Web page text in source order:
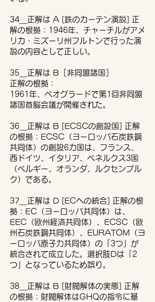
34＿正解は A [鉄のカーテン演説] 正
解の根拠：1946年、チャーチルがアメ
リカ・ミズーリ州フルトンで行った演
説の内容として正しい。
35＿正解は B［非同盟諸国］
正解の根拠：
1961年、ベオグラードで第1回非同盟
諸国首脳会議が開催された。
36＿正解は B [ECSCの創設国] 正解
の根拠：ECSC（ヨーロッパ石炭鉄鋼
共同体）の創設6カ国は、フランス、
西ドイツ、イタリア、ベネルクス3国
（ベルギー、オランダ、ルクセンブル
ク）である。
37＿正解は D [ECへの統合] 正解の根
拠：EC（ヨーロッパ共同体）は、
EEC（欧州経済共同体）、ECSC（欧
州石炭鉄鋼共同体）、EURATOM（ヨ
ーロッパ原子力共同体）の「3つ」が
統合されて成立した。選択肢Dは「2
つ」となっているため誤り。
38＿正解は B [財閥解体の実態] 正解
の根拠：財閥解体はGHQの指令に基